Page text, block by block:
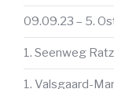
09.09.23 – 5.
1. Seenweg
1. Valsgaard-